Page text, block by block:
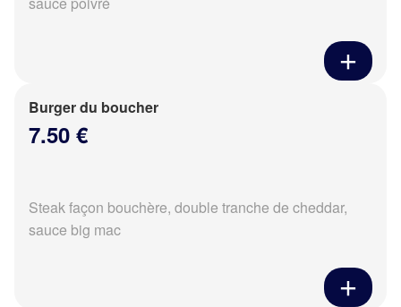
Burger du boucher
7.50 €
Steak façon bouchère, double tranche de cheddar,
sauce big mac